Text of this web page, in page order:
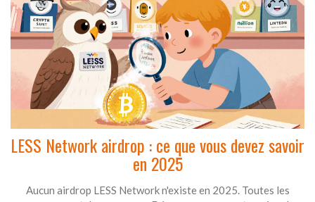
LESS Network airdrop : ce que vous devez savoir
en 2025
Aucun airdrop LESS Network n'existe en 2025. Toutes les